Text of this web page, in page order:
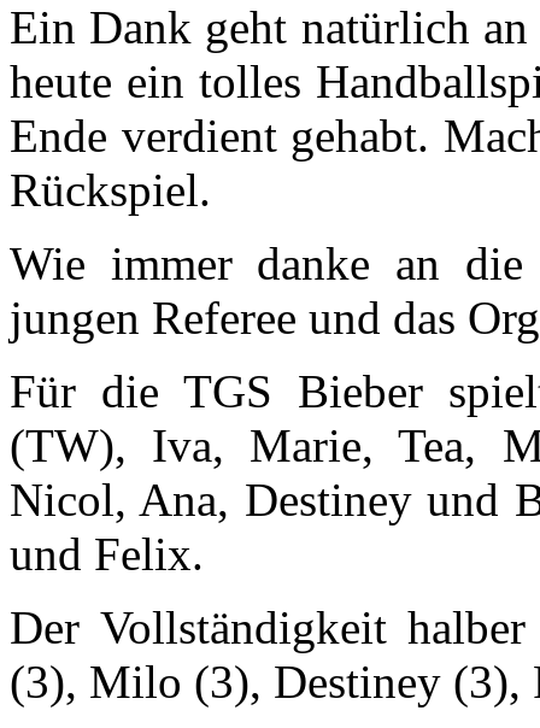
Ein Dank geht natürlich
heute ein tolles
Ende verdient gehabt.
Rückspiel.
Wie immer danke an die
jungen Referee und das
Für die TGS Bieber
(TW), Iva, Marie, Tea,
Nicol, Ana, Destiney und
und Felix.
Der Vollständigkeit
(3), Milo (3), Destiney (3),